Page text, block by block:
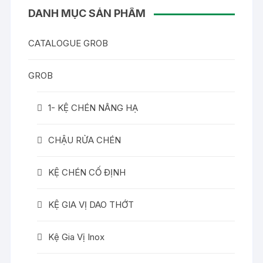
DANH MỤC SẢN PHẨM
CATALOGUE GROB
GROB
1- KỆ CHÉN NÂNG HẠ
CHẬU RỬA CHÉN
KỆ CHÉN CỐ ĐỊNH
KỆ GIA VỊ DAO THỚT
Kệ Gia Vị Inox